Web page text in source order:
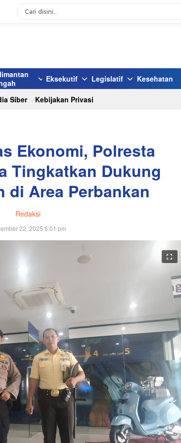
Eksekutif Legislatif Kesehatan
Siber Kebijakan Privasi
Ekonomi, Polresta
Tingkatkan Dukung
di Area Perbankan
Redaksi
22, 2025 6:01 pm